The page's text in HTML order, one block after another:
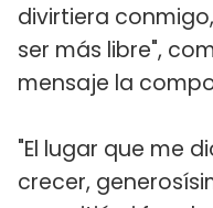
divirtiera
ser más libre",
mensaje la
"El lugar que me
crecer,